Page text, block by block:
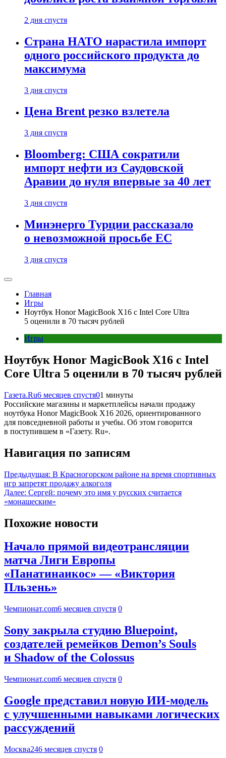
2 дня спустя
Страна НАТО нарастила импорт
одного российского продукта до
максимума
3 дня спустя
Цена Brent резко взлетела
3 дня спустя
Bloomberg: США сократили
импорт нефти из Саудовской
Аравии до нуля впервые за 40 лет
3 дня спустя
Минэнерго Турции рассказало
о невозможной просьбе ЕС
3 дня спустя
Главная
Игры
Ноутбук Honor MagicBook X16 с Intel Core Ultra
5 оценили в 70 тысяч рублей
Игры
Ноутбук Honor MagicBook X16 с Intel
Core Ultra 5 оценили в 70 тысяч рублей
Газета.Ru6 месяцев спустя01 минуты
Российские магазины и маркетплейсы начали продажу
ноутбука Honor MagicBook X16 2026, ориентированного
для повседневной работы и учебы. Об этом говорится
в поступившем в «Газету. Ru».
Навигация по записям
Предыдущая: В Красногорском районе на время спортивных
игр запретят продажу алкоголя
Далее: Сергей: почему это имя у русских считается
«монашеским»
Похожие новости
Начало прямой видеотрансляции
матча Лиги Европы
«Панатинаикос» — «Виктория
Пльзень»
Чемпионат.com6 месяцев спустя 0
Sony закрыла студию Bluepoint,
создателей ремейков Demon’s Souls
и Shadow of the Colossus
Чемпионат.com6 месяцев спустя 0
Google представил новую ИИ-модель
с улучшенными навыками логических
рассуждений
Москва246 месяцев спустя 0